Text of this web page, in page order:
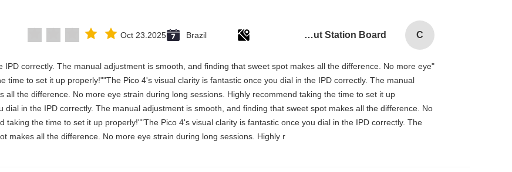
C
Combination Abs Open Padlock Hasp Lockout Station Board
Brazil
Oct 23.2025
IPD correctly. The manual adjustment is smooth, and finding that sweet spot makes all the difference. No more eye
time to set it up properly!""The Pico 4's visual clarity is fantastic once you dial in the IPD correctly. The manual
the difference. No more eye strain during long sessions. Highly recommend taking the time to set it up
in the IPD correctly. The manual adjustment is smooth, and finding that sweet spot makes all the difference. No
taking the time to set it up properly!""The Pico 4's visual clarity is fantastic once you dial in the IPD correctly. The
makes all the difference. No more eye strain during long sessions. Highly r